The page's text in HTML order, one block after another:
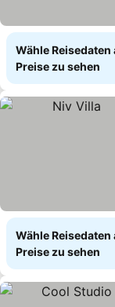
Wähle
Preise zu sehen
Wähle
Preise zu sehen